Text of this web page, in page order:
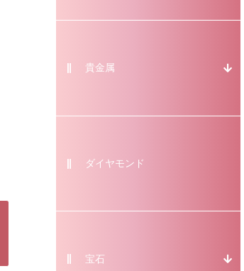
貴金属
ダイヤモンド
宝石